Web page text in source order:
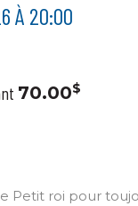
À 20:00
70.00$
Petit roi pour